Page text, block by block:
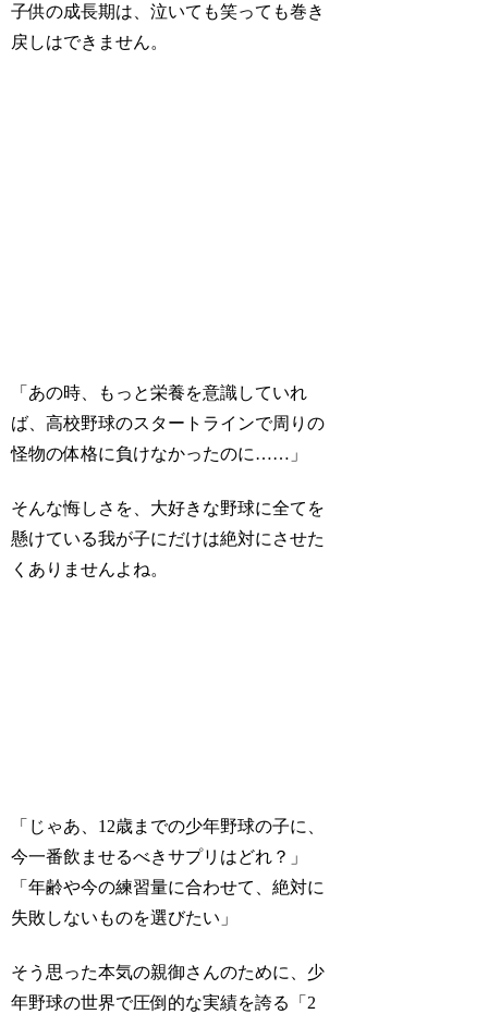
子供の成長期は、泣いても笑っても巻き
戻しはできません。
「あの時、もっと栄養を意識していれ
ば、高校野球のスタートラインで周りの
怪物の体格に負けなかったのに……」
そんな悔しさを、大好きな野球に全てを
懸けている我が子にだけは絶対にさせた
くありませんよね。
「じゃあ、12歳までの少年野球の子に、
今一番飲ませるべきサプリはどれ？」
「年齢や今の練習量に合わせて、絶対に
失敗しないものを選びたい」
そう思った本気の親御さんのために、少
年野球の世界で圧倒的な実績を誇る「2